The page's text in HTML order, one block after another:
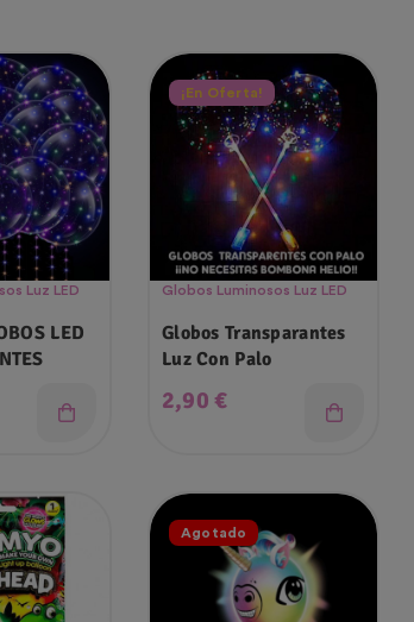
Luz LED
LED
¡En Oferta!
Globos Luminosos Luz LED
Globos Transparantes
Luz Con Palo
Precio
2,90 €
Agotado